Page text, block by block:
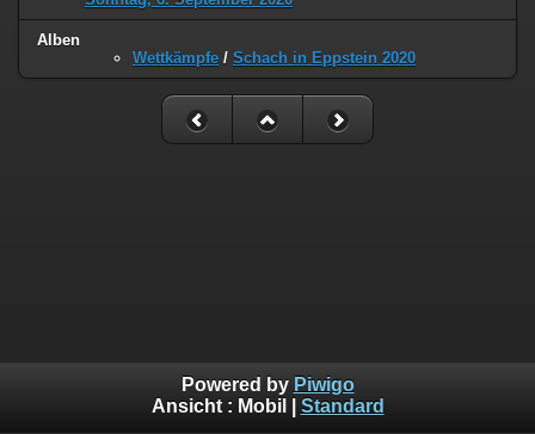
Alben
Wettkämpfe / Schach in Eppstein 2020
Powered by Piwigo
Ansicht : Mobil Standard